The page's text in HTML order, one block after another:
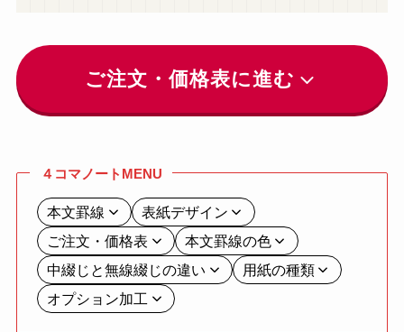
ご注文・価格表に進む
４コマノートMENU
本文罫線
表紙デザイン
ご注文・価格表
本文罫線の色
中綴じと無線綴じの違い
用紙の種類
オプション加工